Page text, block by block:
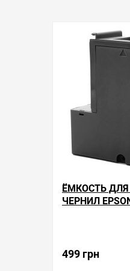
ЧЕРНИЛ